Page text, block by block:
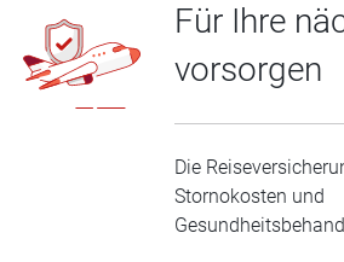
Für Ihre
vorsorgen
Die
Stornokosten und